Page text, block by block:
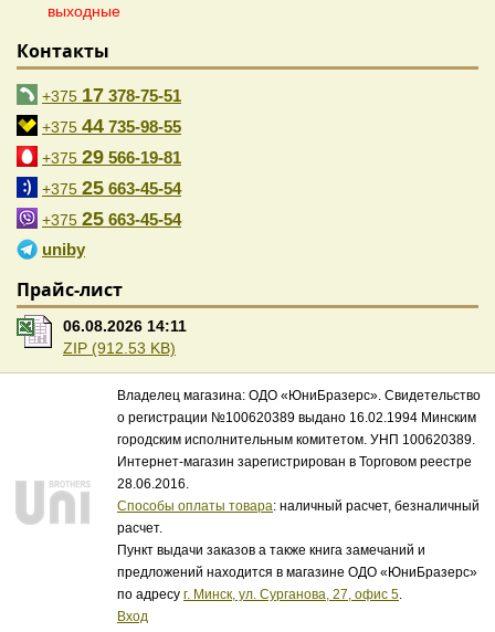
выходные
Контакты
+375 17 378-75-51
+375 44 735-98-55
+375 29 566-19-81
+375 25 663-45-54
+375 25 663-45-54
uniby
Прайс-лист
06.08.2026 14:11
ZIP (912.53 KB)
Владелец магазина: ОДО «ЮниБразерс». Свидетельство
о регистрации №100620389 выдано 16.02.1994 Минским
городским исполнительным комитетом. УНП 100620389.
Интернет-магазин зарегистрирован в Торговом реестре
28.06.2016.
Способы оплаты товара: наличный расчет, безналичный
расчет.
Пункт выдачи заказов а также книга замечаний и
предложений находится в магазине ОДО «ЮниБразерс»
по адресу г. Минск, ул. Сурганова, 27, офис 5.
Вход